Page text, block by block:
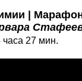
|
27 мин.